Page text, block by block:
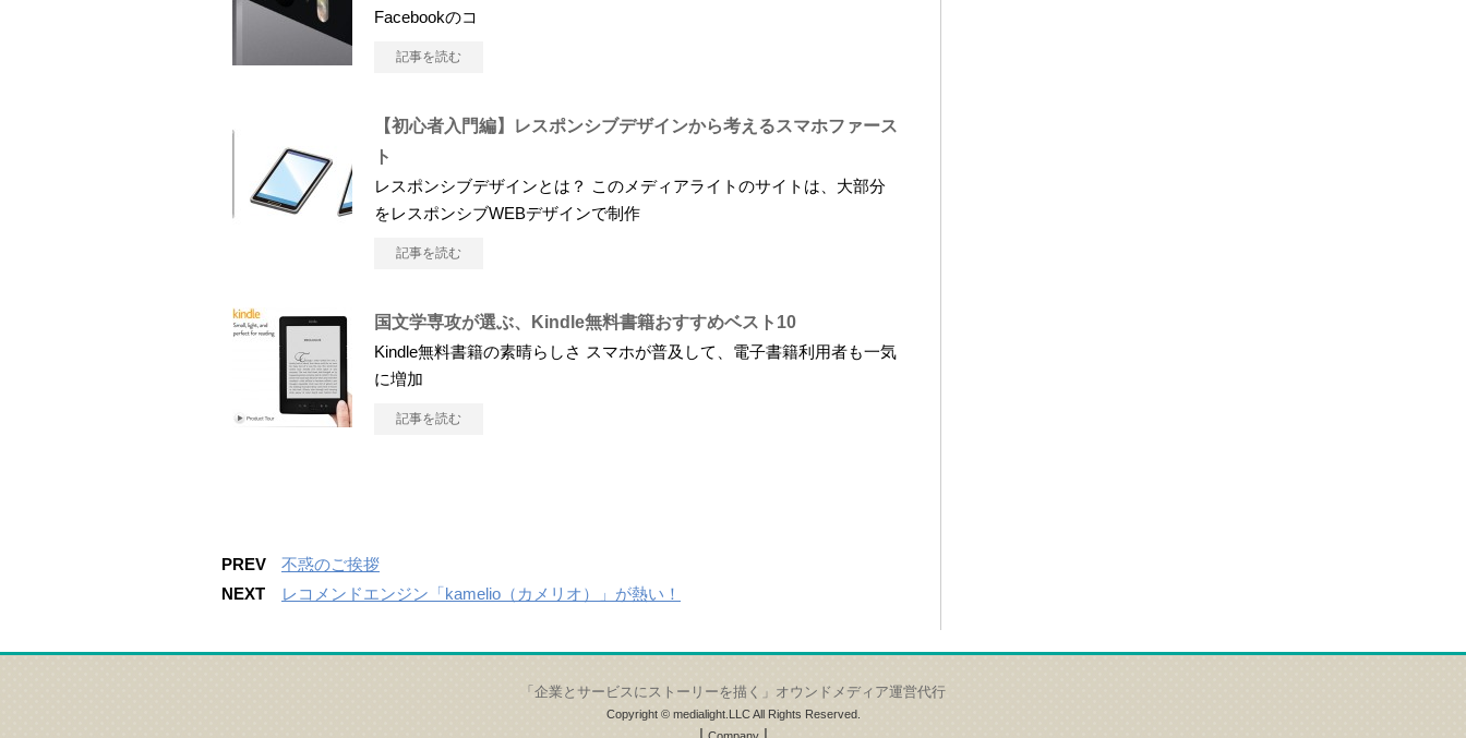
Facebookのコ
記事を読む
【初心者入門編】レスポンシブデザインから考えるスマホファース
ト
レスポンシブデザインとは？ このメディアライトのサイトは、大部分
をレスポンシブWEBデザインで制作
記事を読む
国文学専攻が選ぶ、Kindle無料書籍おすすめベスト10
Kindle無料書籍の素晴らしさ スマホが普及して、電子書籍利用者も一気
に増加
記事を読む
PREV
不惑のご挨拶
NEXT
レコメンドエンジン「kamelio（カメリオ）」が熱い！
「企業とサービスにストーリーを描く」オウンドメディア運営代行
Copyright © medialight.LLC All Rights Reserved.
| |